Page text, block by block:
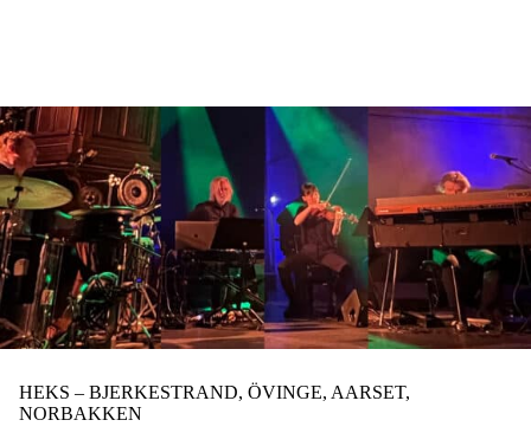
HEKS – BJERKESTRAND, ÖVINGE, AARSET,
NORBAKKEN